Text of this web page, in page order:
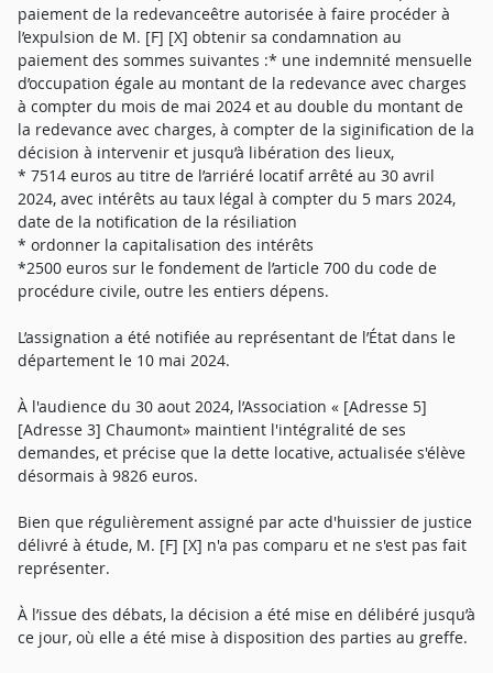
paiement de la redevanceêtre autorisée à faire procéder à
l’expulsion de M. [F] [X] obtenir sa condamnation au
paiement des sommes suivantes :* une indemnité mensuelle
d’occupation égale au montant de la redevance avec charges
à compter du mois de mai 2024 et au double du montant de
la redevance avec charges, à compter de la siginification de la
décision à intervenir et jusqu’à libération des lieux,
* 7514 euros au titre de l’arriéré locatif arrêté au 30 avril
2024, avec intérêts au taux légal à compter du 5 mars 2024,
date de la notification de la résiliation
* ordonner la capitalisation des intérêts
*2500 euros sur le fondement de l’article 700 du code de
procédure civile, outre les entiers dépens.
L’assignation a été notifiée au représentant de l’État dans le
département le 10 mai 2024.
À l'audience du 30 aout 2024, l’Association « [Adresse 5]
[Adresse 3] Chaumont» maintient l'intégralité de ses
demandes, et précise que la dette locative, actualisée s'élève
désormais à 9826 euros.
Bien que régulièrement assigné par acte d'huissier de justice
délivré à étude, M. [F] [X] n'a pas comparu et ne s'est pas fait
représenter.
À l’issue des débats, la décision a été mise en délibéré jusqu’à
ce jour, où elle a été mise à disposition des parties au greffe.